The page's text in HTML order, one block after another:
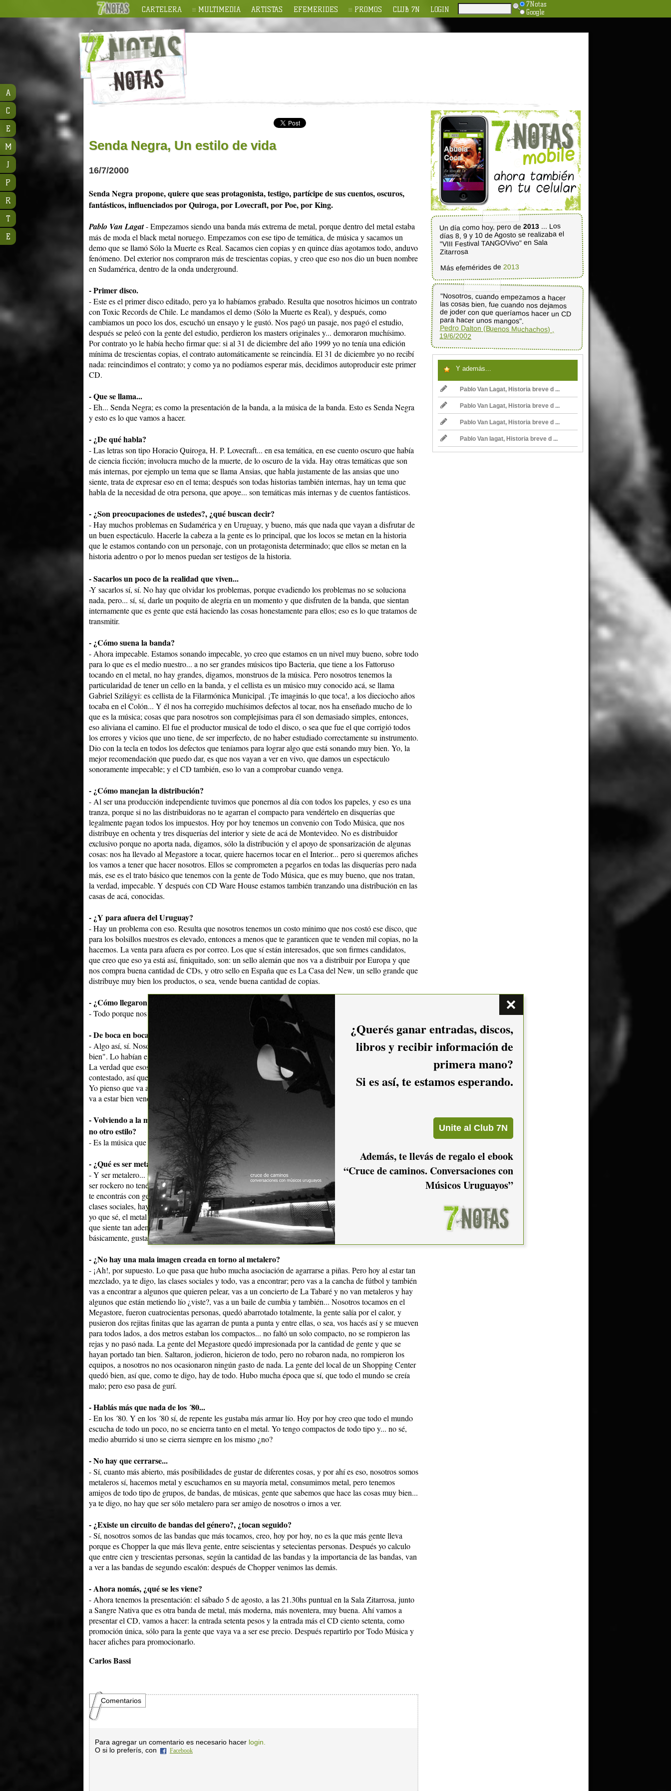
CARTELERA MULTIMEDIA ARTISTAS EFEMERIDES PROMOS CLUB 7N LOGIN
7Notas
Google
Senda Negra, Un estilo de vida
16/7/2000
Senda Negra propone, quiere que seas protagonista, testigo, partícipe de sus cuentos, oscuros,
fantásticos, influenciados por Quiroga, por Lovecraft, por Poe, por King.
Pablo Van Lagat- Empezamos siendo una banda más extrema de metal, porque dentro del metal estaba
más de moda el black metal noruego. Empezamos con ese tipo de temática, de música y sacamos un
demo que se llamó Sólo la Muerte es Real. Sacamos cien copias y en quince días agotamos todo, anduvo
fenómeno. Del exterior nos compraron más de trescientas copias, y creo que eso nos dio un buen nombre
en Sudamérica, dentro de la onda underground.
- Primer disco.
- Este es el primer disco editado, pero ya lo habíamos grabado. Resulta que nosotros hicimos un contrato
con Toxic Records de Chile. Le mandamos el demo (Sólo la Muerte es Real), y después, como
cambiamos un poco los dos, escuchó un ensayo y le gustó. Nos pagó un pasaje, nos pagó el estudio,
después se peleó con la gente del estudio, perdieron los masters originales y... demoraron muchísimo.
Por contrato yo le había hecho firmar que: si al 31 de diciembre del año 1999 yo no tenía una edición
mínima de trescientas copias, el contrato automáticamente se reincindía. El 31 de diciembre yo no recibí
nada: reincindimos el contrato; y como ya no podíamos esperar más, decidimos autoproducir este primer
CD.
- Que se llama...
- Eh... Senda Negra; es como la presentación de la banda, a la música de la banda. Esto es Senda Negra
y esto es lo que vamos a hacer.
- ¿De qué habla?
- Las letras son tipo Horacio Quiroga, H. P. Lovecraft... en esa temática, en ese cuento oscuro que había
de ciencia ficción; involucra mucho de la muerte, de lo oscuro de la vida. Hay otras temáticas que son
más internas, por ejemplo un tema que se llama Ansias, que habla justamente de las ansias que uno
siente, trata de expresar eso en el tema; después son todas historias también internas, hay un tema que
habla de la necesidad de otra persona, que apoye... son temáticas más internas y de cuentos fantásticos.
- ¿Son preocupaciones de ustedes?, ¿qué buscan decir?
- Hay muchos problemas en Sudamérica y en Uruguay, y bueno, más que nada que vayan a disfrutar de
un buen espectáculo. Hacerle la cabeza a la gente es lo principal, que los locos se metan en la historia
que le estamos contando con un personaje, con un protagonista determinado; que ellos se metan en la
historia adentro o por lo menos puedan ser testigos de la historia.
- Sacarlos un poco de la realidad que viven...
-Y sacarlos sí, sí. No hay que olvidar los problemas, porque evadiendo los problemas no se soluciona
nada, pero... sí, sí, darle un poquito de alegría en un momento y que disfruten de la banda, que sientan
internamente que es gente que está haciendo las cosas honestamente para ellos; eso es lo que tratamos de
transmitir.
- ¿Cómo suena la banda?
- Ahora impecable. Estamos sonando impecable, yo creo que estamos en un nivel muy bueno, sobre todo
para lo que es el medio nuestro... a no ser grandes músicos tipo Bacteria, que tiene a los Fattoruso
tocando en el metal, no hay grandes, digamos, monstruos de la música. Pero nosotros tenemos la
particularidad de tener un cello en la banda, y el cellista es un músico muy conocido acá, se llama
Gabriel Szilágyi: es cellista de la Filarmónica Municipal. ¡Te imaginás lo que toca!, a los dieciocho años
tocaba en el Colón... Y él nos ha corregido muchísimos defectos al tocar, nos ha enseñado mucho de lo
que es la música; cosas que para nosotros son complejísimas para él son demasiado simples, entonces,
eso aliviana el camino. El fue el productor musical de todo el disco, o sea que fue el que corrigió todos
los errores y vicios que uno tiene, de ser imperfecto, de no haber estudiado correctamente su instrumento.
Dio con la tecla en todos los defectos que teníamos para lograr algo que está sonando muy bien. Yo, la
mejor recomendación que puedo dar, es que nos vayan a ver en vivo, que damos un espectáculo
sonoramente impecable; y el CD también, eso lo van a comprobar cuando venga.
- ¿Cómo manejan la distribución?
- Al ser una producción independiente tuvimos que ponernos al día con todos los papeles, y eso es una
tranza, porque si no las distribuidoras no te agarran el compacto para vendértelo en disquerías que
legalmente pagan todos los impuestos. Hoy por hoy tenemos un convenio con Todo Música, que nos
distribuye en ochenta y tres disquerías del interior y siete de acá de Montevideo. No es distribuidor
exclusivo porque no aporta nada, digamos, sólo la distribución y el apoyo de sponsarización de algunas
cosas: nos ha llevado al Megastore a tocar, quiere hacernos tocar en el Interior... pero si queremos afiches
los vamos a tener que hacer nosotros. Ellos se comprometen a pegarlos en todas las disquerías pero nada
más, ese es el trato básico que tenemos con la gente de Todo Música, que es muy bueno, que nos tratan,
la verdad, impecable. Y después con CD Ware House estamos también tranzando una distribución en las
casas de acá, conocidas.
- ¿Y para afuera del Uruguay?
- Hay un problema con eso. Resulta que nosotros tenemos un costo mínimo que nos costó ese disco, que
para los bolsillos nuestros es elevado, entonces a menos que te garanticen que te venden mil copias, no la
hacemos. La venta para afuera es por correo. Los que sí están interesados, que son firmes candidatos,
que creo que eso ya está así, finiquitado, son: un sello alemán que nos va a distribuir por Europa y que
nos compra buena cantidad de CDs, y otro sello en España que es La Casa del New, un sello grande que
distribuye muy bien los productos, o sea, vende buena cantidad de copias.
- ¿Cómo llegaron a esa gente?
- Todo porque nos ha conectado gente que se ha pasado los demos, los casetes...
- De boca en boca...
- Algo así, sí. Nosotros mandamos mucho al exterior y de repente: "¡ah, mirá!, estos son de allá y suenan
bien". Lo habían escuchado, nos han mandado y les hemos respondido.
La verdad que esos dos son los firmes firmes para distribuir. Hay uno en Méjico pero todavía no ha
contestado, así que todavía no sabemos.
Yo pienso que va a ir bien, vamos a tener una primera edición de mil doscientas copias que yo creo que
va a estar bien vendida, lo que para el medio es bastante buena.
- Volviendo a la música: ¿qué posibilidades les da el metal para expresarse?, o, ¿por qué el metal y
no otro estilo?
- Es la música que uno más siente ¿no?, que más le gusta, somos todos metaleros, de chicos...
- ¿Qué es ser metalero?
- Y ser metalero... yo que sé, es como una pasión determinada que uno tiene, es como ser rockero, para
ser rockero no tenés que hacer nada determinado. Es escuchar metal, leer las revistas, ir a los conciertos,
te encontrás con gente, hablás del mismo tipo de música que te gusta, es una pasión y tá. Hay de todas
clases sociales, hay de todas las edades, hay de los dos sexos, hay mayoría masculina por ejemplo, no sé,
yo que sé, el metal a mí hasta ahora me ha dado satisfacciones de tocar en un concierto y para esa gente
que siente tan adentro la música ¿no?, pero no es nada en especial, o sea, ser metalero es escuchar metal
básicamente, gustarle el metal, un estilo de vida, nada más, de ver las cosas.
- ¿No hay una mala imagen creada en torno al metalero?
- ¡Ah!, por supuesto. Lo que pasa que hubo mucha asociación de agarrarse a piñas. Pero hoy al estar tan
mezclado, ya te digo, las clases sociales y todo, vas a encontrar; pero vas a la cancha de fútbol y también
vas a encontrar a algunos que quieren pelear, vas a un concierto de La Tabaré y no van metaleros y hay
algunos que están metiendo lío ¿viste?, vas a un baile de cumbia y también... Nosotros tocamos en el
Megastore, fueron cuatrocientas personas, quedó abarrotado totalmente, la gente salía por el calor, y
pusieron dos rejitas finitas que las agarran de punta a punta y entre ellas, o sea, vos hacés así y se mueven
para todos lados, a dos metros estaban los compactos... no faltó un solo compacto, no se rompieron las
rejas y no pasó nada. La gente del Megastore quedó impresionada por la cantidad de gente y que se
hayan portado tan bien. Saltaron, jodieron, hicieron de todo, pero no robaron nada, no rompieron los
equipos, a nosotros no nos ocasionaron ningún gasto de nada. La gente del local de un Shopping Center
quedó bien, así que, como te digo, hay de todo. Hubo mucha época que sí, que todo el mundo se creía
malo; pero eso pasa de gurí.
- Hablás más que nada de los ´80...
- En los ´80. Y en los ´80 sí, de repente les gustaba más armar lío. Hoy por hoy creo que todo el mundo
escucha de todo un poco, no se encierra tanto en el metal. Yo tengo compactos de todo tipo y... no sé,
medio aburrido si uno se cierra siempre en los mismo ¿no?
- No hay que cerrarse...
- Sí, cuanto más abierto, más posibilidades de gustar de diferentes cosas, y por ahí es eso, nosotros somos
metaleros sí, hacemos metal y escuchamos en su mayoría metal, consumimos metal, pero tenemos
amigos de todo tipo de grupos, de bandas, de músicas, gente que sabemos que hace las cosas muy bien...
ya te digo, no hay que ser sólo metalero para ser amigo de nosotros o irnos a ver.
- ¿Existe un circuito de bandas del género?, ¿tocan seguido?
- Sí, nosotros somos de las bandas que más tocamos, creo, hoy por hoy, no es la que más gente lleva
porque es Chopper la que más lleva gente, entre seiscientas y setecientas personas. Después yo calculo
que entre cien y trescientas personas, según la cantidad de las bandas y la importancia de las bandas, van
a ver a las bandas de segundo escalón: después de Chopper venimos las demás.
- Ahora nomás, ¿qué se les viene?
- Ahora tenemos la presentación: el sábado 5 de agosto, a las 21.30hs puntual en la Sala Zitarrosa, junto
a Sangre Nativa que es otra banda de metal, más moderna, más noventera, muy buena. Ahí vamos a
presentar el CD, vamos a hacer: la entrada setenta pesos y la entrada más el CD ciento setenta, como
promoción única, sólo para la gente que vaya va a ser ese precio. Después repartirlo por Todo Música y
hacer afiches para promocionarlo.
Carlos Bassi
Comentarios
Para agregar un comentario es necesario hacer login.
O si lo preferís, con
Facebook
Un día como hoy, pero de2013 ... Los
días 8, 9 y 10 de Agosto se realizaba el
"VIII Festival TANGOVivo" en Sala
Zitarrosa
Más efemérides de 2013
"Nosotros, cuando empezamos a hacer
las cosas bien, fue cuando nos dejamos
de joder con que queríamos hacer un CD
para hacer unos mangos".
Pedro Dalton (Buenos Muchachos) ,
19/6/2002
Y además...
Pablo Van Lagat, Historia breve d ...
Pablo Van Lagat, Historia breve d ...
Pablo Van Lagat, Historia breve d ...
Pablo Van lagat, Historia breve d ...
A
C
E
M
J
P
R
T
E
¿Querés ganar entradas, discos,
libros y recibir información de
primera mano?
Si es así, te estamos esperando.
Además, te llevás de regalo el ebook
“Cruce de caminos. Conversaciones con
Músicos Uruguayos”